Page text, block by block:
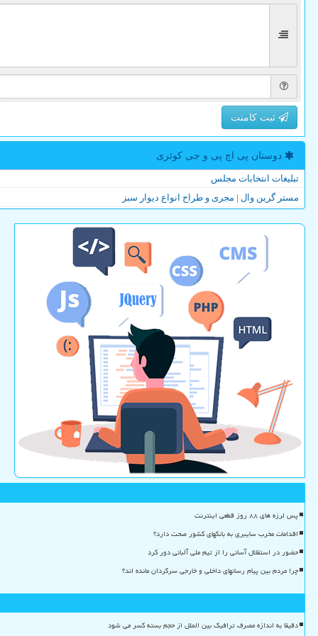
ثبت کامنت
دوستان پی اچ پی و جی كوئری
تبلیغات انتخابات مجلس
مستر گرین وال | مجری و طراح انواع دیوار سبز
پس لرزه های ۸۸ روز قطعی اینترنت
اقدامات مخرب سایبری به بانکهای کشور صحت دارد؟
حضور در استقلال آسانی را از تیم ملی آلبانی دور کرد
چرا مردم بین پیام رسانهای داخلی و خارجی سرگردان مانده اند؟
دقیقا به اندازه مصرف ترافیک بین الملل از حجم بسته کسر می شود